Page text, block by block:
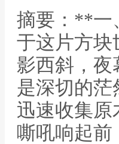
摘要：**一
于这片方块
影西斜，夜
是深切的茫
迅速收集原
嘶吼响起前